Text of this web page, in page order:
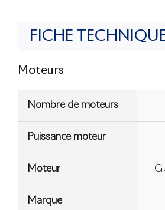
FICHE
Moteurs
Nombre de moteurs
Puissance moteur
Moteur
Marque